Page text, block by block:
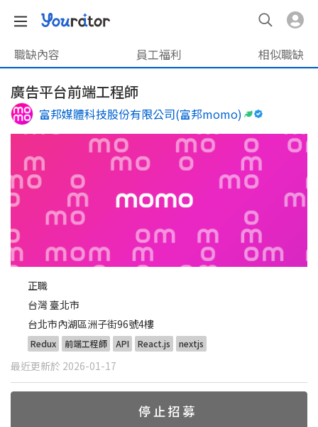
職缺內容 員工福利 相似職缺
廣告平台前端工程師
富邦媒體科技股份有限公司(富邦momo)
正職
台灣 臺北市
台北市內湖區洲子街96號4樓
Redux 前端工程師 API React.js nextjs
最近更新於 2026-01-17
停止招募